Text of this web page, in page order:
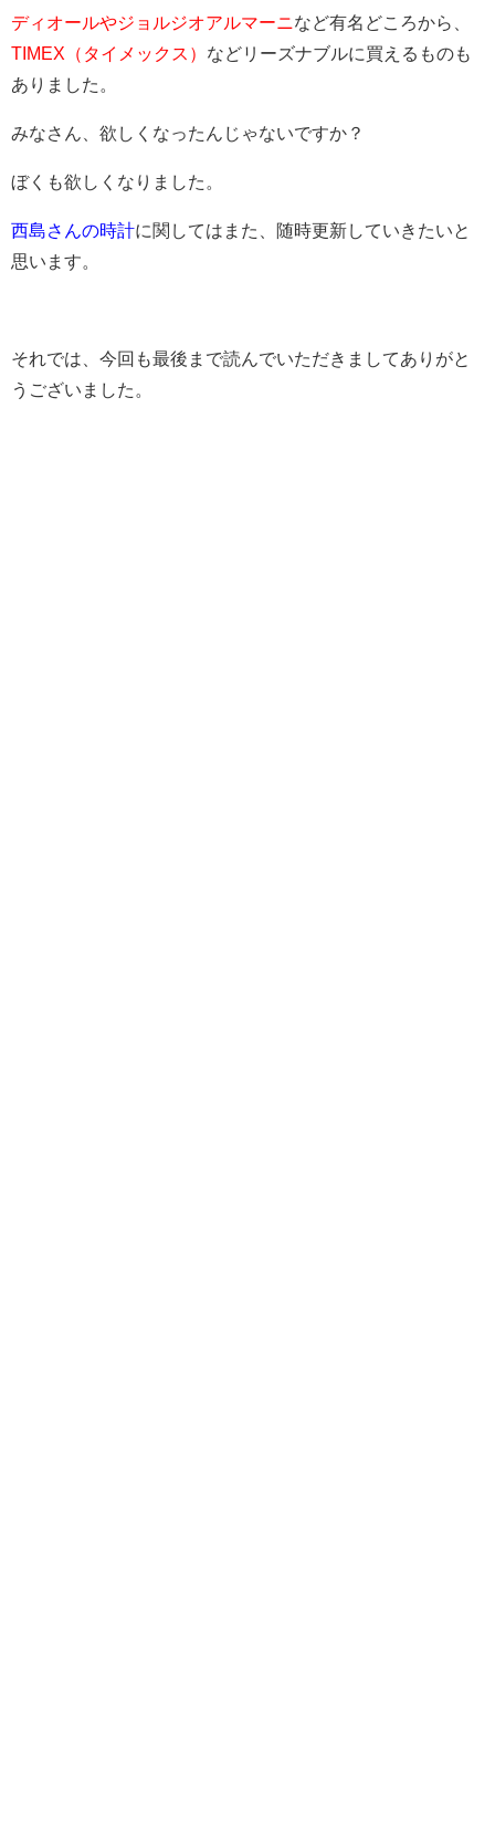
ディオールやジョルジオアルマーニ など有名どころから、
TIMEX（タイメックス） などリーズナブルに買えるものも
ありました。
みなさん、欲しくなったんじゃないですか？
ぼくも欲しくなりました。
西島さんの時計に関してはまた、随時更新していきたいと
思います。
それでは、今回も最後まで読んでいただきましてありがと
うございました。